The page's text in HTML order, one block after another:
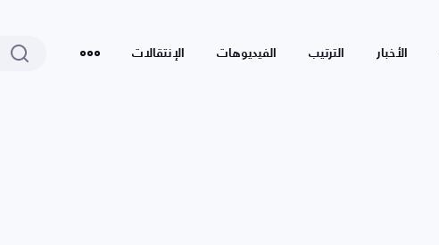
الأخبار الترتيب الفيديوهات الإنتقالات